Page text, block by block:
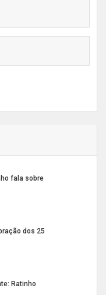
fala sobre
dos 25
Ratinho